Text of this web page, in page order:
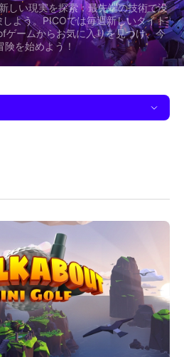
しい現実を探索：最先端の技術で没
よう。PICOでは毎週新しいタイト
ゲームからお気に入りを見つけ、今
険を始めよう！